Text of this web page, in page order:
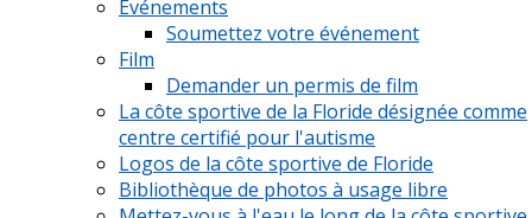
Événements
Soumettez votre événement
Film
Demander un permis de film
La côte sportive de la Floride désignée comme
centre certifié pour l'autisme
Logos de la côte sportive de Floride
Bibliothèque de photos à usage libre